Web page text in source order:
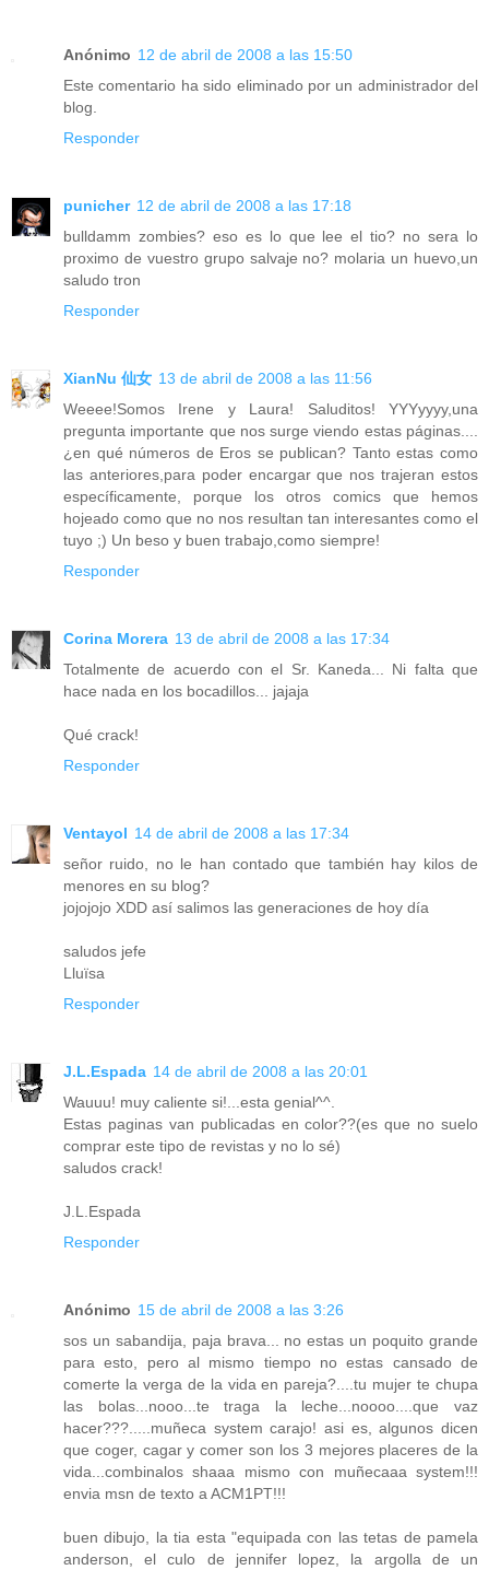
Anónimo 12 de abril de 2008 a las 15:50
Este comentario ha sido eliminado por un administrador del
blog.
Responder
punicher 12 de abril de 2008 a las 17:18
bulldamm zombies? eso es lo que lee el tio? no sera lo
proximo de vuestro grupo salvaje no? molaria un huevo,un
saludo tron
Responder
XianNu 仙女 13 de abril de 2008 a las 11:56
Weeee!Somos Irene y Laura! Saluditos! YYYyyyy,una
pregunta importante que nos surge viendo estas páginas....
¿en qué números de Eros se publican? Tanto estas como
las anteriores,para poder encargar que nos trajeran estos
específicamente, porque los otros comics que hemos
hojeado como que no nos resultan tan interesantes como el
tuyo ;) Un beso y buen trabajo,como siempre!
Responder
Corina Morera 13 de abril de 2008 a las 17:34
Totalmente de acuerdo con el Sr. Kaneda... Ni falta que
hace nada en los bocadillos... jajaja
Qué crack!
Responder
Ventayol 14 de abril de 2008 a las 17:34
señor ruido, no le han contado que también hay kilos de
menores en su blog?
jojojojo XDD así salimos las generaciones de hoy día
saludos jefe
Lluïsa
Responder
J.L.Espada 14 de abril de 2008 a las 20:01
Wauuu! muy caliente si!...esta genial^^.
Estas paginas van publicadas en color??(es que no suelo
comprar este tipo de revistas y no lo sé)
saludos crack!
J.L.Espada
Responder
Anónimo 15 de abril de 2008 a las 3:26
sos un sabandija, paja brava... no estas un poquito grande
para esto, pero al mismo tiempo no estas cansado de
comerte la verga de la vida en pareja?....tu mujer te chupa
las bolas...nooo...te traga la leche...noooo....que vaz
hacer???.....muñeca system carajo! asi es, algunos dicen
que coger, cagar y comer son los 3 mejores placeres de la
vida...combinalos shaaa mismo con muñecaaa system!!!
envia msn de texto a ACM1PT!!!
buen dibujo, la tia esta "equipada con las tetas de pamela
anderson, el culo de jennifer lopez, la argolla de un